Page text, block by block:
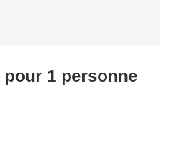
pour 1 personne